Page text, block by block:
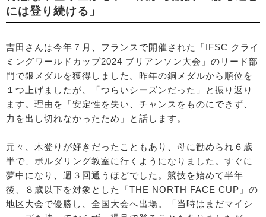
には登り続ける」
吉田さんは今年７月、フランスで開催された「IFSC クライ
ミングワールドカップ2024 ブリアンソン大会」のリード部
門で銀メダルを獲得しました。昨年の銅メダルから順位を
１つ上げましたが、「つらいシーズンだった」と振り返り
ます。理由を「安定性を失い、チャンスをものにできず、
力を出し切れなかったため」と話します。
元々、木登りが好きだったこともあり、母に勧められ６歳
半で、ボルダリング教室に行くようになりました。すぐに
夢中になり、週３回通うほどでした。競技を始めて半年
後、８歳以下を対象とした「THE NORTH FACE CUP」の
地区大会で優勝し、全国大会へ出場。「当時はまだマイシ